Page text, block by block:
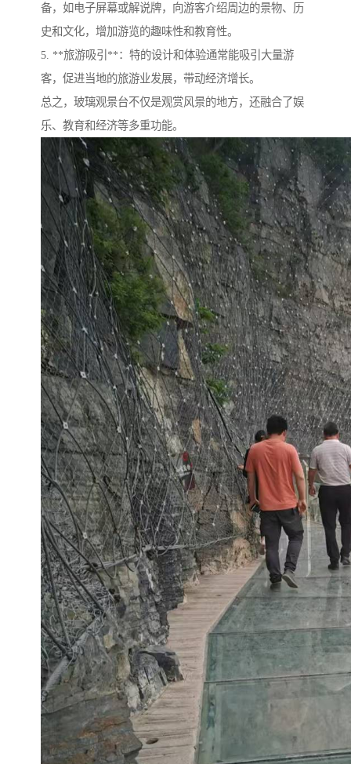
备，如电子屏幕或解说牌，向游客介绍周边的景物、历
史和文化，增加游览的趣味性和教育性。
5. **旅游吸引**：特的设计和体验通常能吸引大量游
客，促进当地的旅游业发展，带动经济增长。
总之，玻璃观景台不仅是观赏风景的地方，还融合了娱
乐、教育和经济等多重功能。